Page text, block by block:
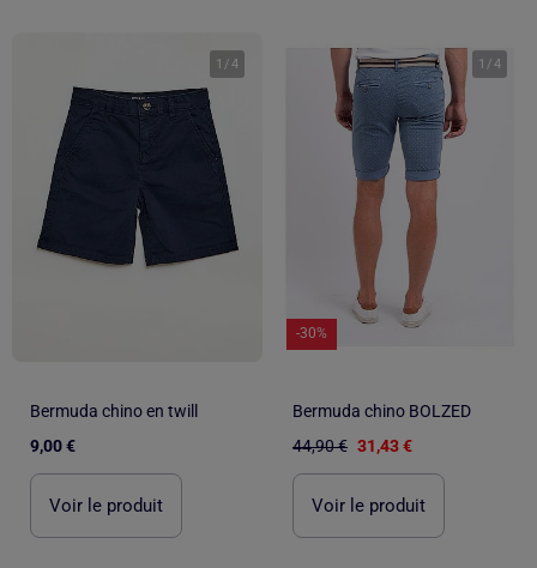
1 /4
Bermuda chino en twill
9,00 €
Voir le produit
1 /4
-30%
Bermuda chino BOLZED
44,90 € 31,43 €
Voir le produit